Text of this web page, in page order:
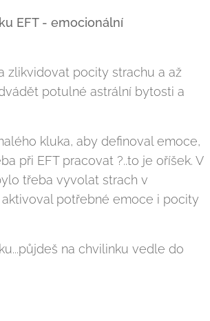
EFT - emocionální
zlikvidovat pocity strachu a až
potulné astrální bytosti a
kluka, aby definoval emoce,
při EFT pracovat ?..to je oříšek. V
třeba vyvolat strach v
potřebné emoce i pocity
na chvilinku vedle do